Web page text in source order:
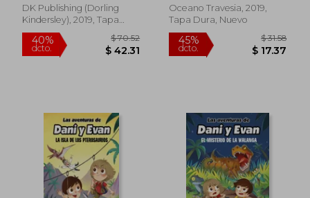
DK Publishing (Dorling
Kindersley), 2019, Tapa
Dura, Nuevo
Oceano Travesia, 2019,
Tapa Dura, Nuevo